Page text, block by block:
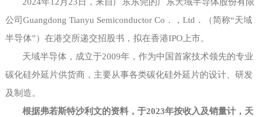
公司Guangdong Tianyu Semiconductor Co．，Ltd．（简称“天域
半导体”）在港交所递交招股书，拟在香港IPO上市。
天域半导体，成立于2009年，作为中国首家技术领先的专业
碳化硅外延片供货商，主要从事各类碳化硅外延片的设计、研发
及制造。
根据弗若斯特沙利文的资料，于2023年按收入及销量计，天